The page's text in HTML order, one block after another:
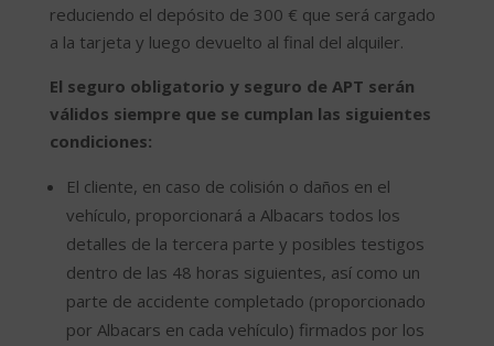
reduciendo el depósito de 300 € que será cargado
a la tarjeta y luego devuelto al final del alquiler.
El seguro obligatorio y seguro de APT serán
válidos siempre que se cumplan las siguientes
condiciones:
El cliente, en caso de colisión o daños en el
vehículo, proporcionará a Albacars todos los
detalles de la tercera parte y posibles testigos
dentro de las 48 horas siguientes, así como un
parte de accidente completado (proporcionado
por Albacars en cada vehículo) firmados por los